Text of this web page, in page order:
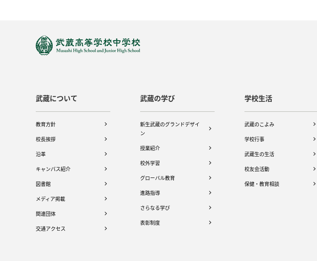
武蔵について
教育方針
校長挨拶
沿革
キャンパス紹介
図書館
メディア掲載
関連団体
交通アクセス
武蔵の学び
新生武蔵のグランドデザイ
ン
授業紹介
校外学習
グローバル教育
進路指導
さらなる学び
表彰制度
学校生活
武蔵のこよみ
学校行事
武蔵生の生活
校友会活動
保健・教育相談